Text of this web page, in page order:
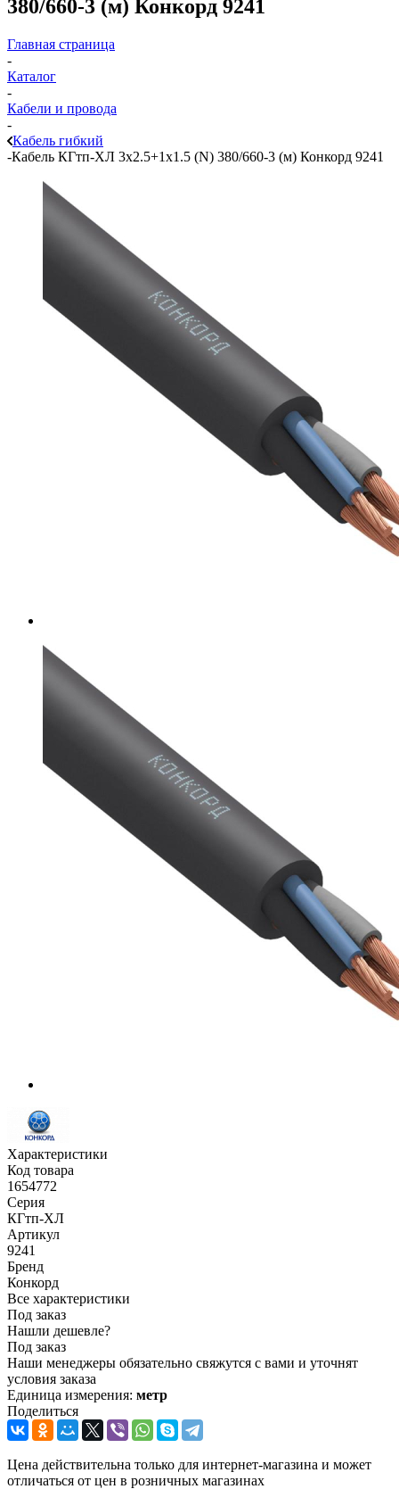
380/660-3 (м) Конкорд 9241
Главная страница
-
Каталог
-
Кабели и провода
-
Кабель гибкий
-Кабель КГтп-ХЛ 3х2.5+1х1.5 (N) 380/660-3 (м) Конкорд 9241
Характеристики
Код товара
1654772
Серия
КГтп-ХЛ
Артикул
9241
Бренд
Конкорд
Все характеристики
Под заказ
Нашли дешевле?
Под заказ
Наши менеджеры обязательно свяжутся с вами и уточнят
условия заказа
Единица измерения: метр
Поделиться
Цена действительна только для интернет-магазина и может
отличаться от цен в розничных магазинах